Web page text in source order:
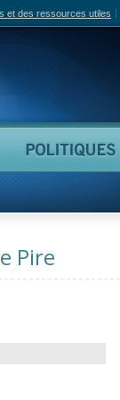
et des ressources utiles
Online
Pire